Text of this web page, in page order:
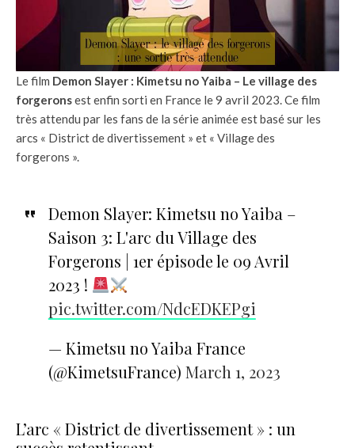
Le film Demon Slayer : Kimetsu no Yaiba – Le village des
forgeronsest enfin sorti en France le 9 avril 2023. Ce film
très attendu par les fans de la série animée est basé sur les
arcs « District de divertissement » et « Village des
forgerons ».
Demon Slayer: Kimetsu no Yaiba –
Saison 3: L'arc du Village des
Forgerons | 1er épisode le 09 Avril
2023 !
pic.twitter.com/NdcEDKEPgi
— Kimetsu no Yaiba France
(@KimetsuFrance) March 1, 2023
L’arc « District de divertissement » : un